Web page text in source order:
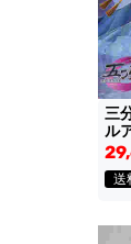
三
ル
送